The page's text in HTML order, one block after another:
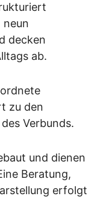
neun
decken
ab.
zu den
Verbunds.
und dienen
Beratung,
erfolgt